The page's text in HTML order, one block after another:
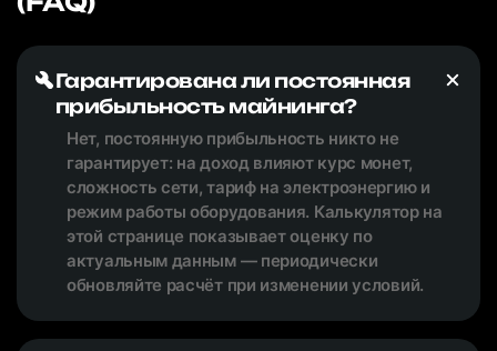
Гарантирована ли постоянная
прибыльность майнинга?
Нет, постоянную прибыльность никто не
гарантирует: на доход влияют курс монет,
сложность сети, тариф на электроэнергию и
режим работы оборудования. Калькулятор на
этой странице показывает оценку по
актуальным данным — периодически
обновляйте расчёт при изменении условий.